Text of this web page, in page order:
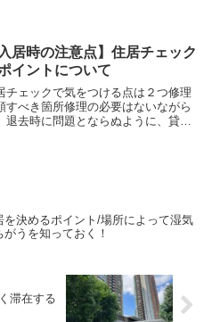
入居時の注意点】住居チェック
イントについて
チェックで気をつける点は２つ修理
すべき箇所修理の必要はないながら
退去時に問題とならぬように、貸主
を決めるポイント/場所によって湿気
がうを知っておく！
滞在する